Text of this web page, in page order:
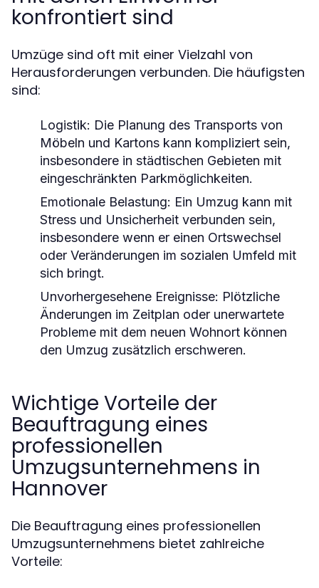
konfrontiert sind
Umzüge sind oft mit einer Vielzahl von
Herausforderungen verbunden. Die häufigsten
sind:
Logistik: Die Planung des Transports von
Möbeln und Kartons kann kompliziert sein,
insbesondere in städtischen Gebieten mit
eingeschränkten Parkmöglichkeiten.
Emotionale Belastung: Ein Umzug kann mit
Stress und Unsicherheit verbunden sein,
insbesondere wenn er einen Ortswechsel
oder Veränderungen im sozialen Umfeld mit
sich bringt.
Unvorhergesehene Ereignisse: Plötzliche
Änderungen im Zeitplan oder unerwartete
Probleme mit dem neuen Wohnort können
den Umzug zusätzlich erschweren.
Wichtige Vorteile der
Beauftragung eines
professionellen
Umzugsunternehmens in
Hannover
Die Beauftragung eines professionellen
Umzugsunternehmens bietet zahlreiche
Vorteile: